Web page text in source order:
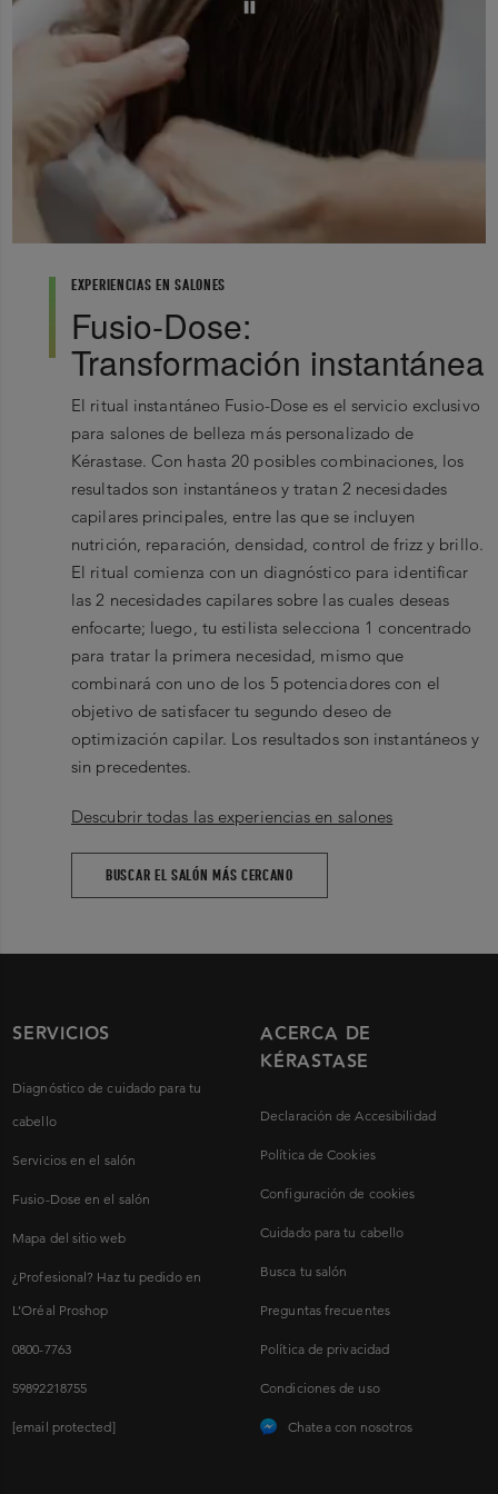
cártamo - Ci 19140/Amarillo 5 - Ci 17200/Rojo 33 -
Tocoferol - BHT - Citrato de sodio - Fragancia
Showing 0 out of 0
Más Reciente
Filter by rating
3 Star 4 Star
5 Star
No Records Found
EXPERIENCIAS EN SALONES
Fusio-Dose:
Transformación instantánea
El ritual instantáneo Fusio-Dose es el servicio exclusivo
para salones de belleza más personalizado de
Kérastase. Con hasta 20 posibles combinaciones, los
resultados son instantáneos y tratan 2 necesidades
capilares principales, entre las que se incluyen
nutrición, reparación, densidad, control de frizz y brillo.
El ritual comienza con un diagnóstico para identificar
las 2 necesidades capilares sobre las cuales deseas
enfocarte; luego, tu estilista selecciona 1 concentrado
para tratar la primera necesidad, mismo que
combinará con uno de los 5 potenciadores con el
objetivo de satisfacer tu segundo deseo de
optimización capilar. Los resultados son instantáneos y
sin precedentes.
Descubrir todas las experiencias en salones
BUSCAR EL SALÓN MÁS CERCANO
SERVICIOS
Diagnóstico de cuidado para tu
cabello
Servicios en el salón
Fusio-Dose en el salón
Mapa del sitio web
¿Profesional? Haz tu pedido en
L’Oréal Proshop
0800-7763
59892218755
[email protected]
ACERCA DE
KÉRASTASE
Declaración de Accesibilidad
Política de Cookies
Configuración de cookies
Cuidado para tu cabello
Busca tu salón
Preguntas frecuentes
Política de privacidad
Condiciones de uso
Chatea con nosotros